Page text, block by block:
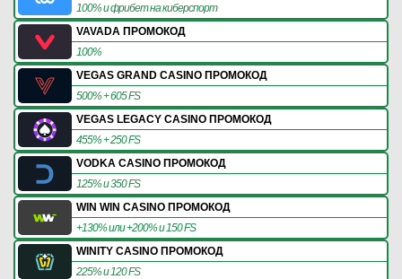
100% и фрибет на киберспорт
VAVADA ПРОМОКОД
100%
VEGAS GRAND CASINO ПРОМОКОД
500% + 605 FS
VEGAS LEGACY CASINO ПРОМОКОД
455% + 250 FS
VODKA CASINO ПРОМОКОД
125% и 350 FS
WIN WIN CASINO ПРОМОКОД
+130% или +200% и 150 FS
WINITY CASINO ПРОМОКОД
225% и 120 FS